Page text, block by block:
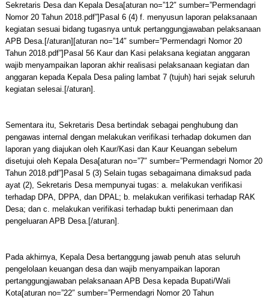
Sekretaris Desa dan Kepala Desa[aturan no=”12″ sumber=”Permendagri
Nomor 20 Tahun 2018.pdf”]Pasal 6 (4) f. menyusun laporan pelaksanaan
kegiatan sesuai bidang tugasnya untuk pertanggungjawaban pelaksanaan
APB Desa.[/aturan][aturan no=”14″ sumber=”Permendagri Nomor 20
Tahun 2018.pdf”]Pasal 56 Kaur dan Kasi pelaksana kegiatan anggaran
wajib menyampaikan laporan akhir realisasi pelaksanaan kegiatan dan
anggaran kepada Kepala Desa paling lambat 7 (tujuh) hari sejak seluruh
kegiatan selesai.[/aturan].
Sementara itu, Sekretaris Desa bertindak sebagai penghubung dan
pengawas internal dengan melakukan verifikasi terhadap dokumen dan
laporan yang diajukan oleh Kaur/Kasi dan Kaur Keuangan sebelum
disetujui oleh Kepala Desa[aturan no=”7″ sumber=”Permendagri Nomor 20
Tahun 2018.pdf”]Pasal 5 (3) Selain tugas sebagaimana dimaksud pada
ayat (2), Sekretaris Desa mempunyai tugas: a. melakukan verifikasi
terhadap DPA, DPPA, dan DPAL; b. melakukan verifikasi terhadap RAK
Desa; dan c. melakukan verifikasi terhadap bukti penerimaan dan
pengeluaran APB Desa.[/aturan].
Pada akhirnya, Kepala Desa bertanggung jawab penuh atas seluruh
pengelolaan keuangan desa dan wajib menyampaikan laporan
pertanggungjawaban pelaksanaan APB Desa kepada Bupati/Wali
Kota[aturan no=”22″ sumber=”Permendagri Nomor 20 Tahun